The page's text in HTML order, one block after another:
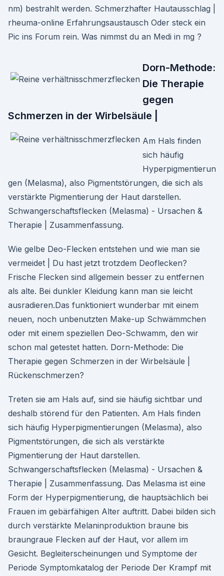
nm) bestrahlt werden. Schmerzhafter Hautausschlag |
rheuma-online Erfahrungsaustausch Oder steck ein
Pic ins Forum rein. Was nimmst du an Medi in mg ?
Dorn-Methode:
Die Therapie
gegen
Schmerzen in der Wirbelsäule |
Am Hals finden
sich häufig
Hyperpigmentierun
gen (Melasma), also Pigmentstörungen, die sich als
verstärkte Pigmentierung der Haut darstellen.
Schwangerschaftsflecken (Melasma) - Ursachen &
Therapie | Zusammenfassung.
Wie gelbe Deo-Flecken entstehen und wie man sie
vermeidet | Du hast jetzt trotzdem Deoflecken?
Frische Flecken sind allgemein besser zu entfernen
als alte. Bei dunkler Kleidung kann man sie leicht
ausradieren.Das funktioniert wunderbar mit einem
neuen, noch unbenutzten Make-up Schwämmchen
oder mit einem speziellen Deo-Schwamm, den wir
schon mal getestet hatten. Dorn-Methode: Die
Therapie gegen Schmerzen in der Wirbelsäule |
Rückenschmerzen?
Treten sie am Hals auf, sind sie häufig sichtbar und
deshalb störend für den Patienten. Am Hals finden
sich häufig Hyperpigmentierungen (Melasma), also
Pigmentstörungen, die sich als verstärkte
Pigmentierung der Haut darstellen.
Schwangerschaftsflecken (Melasma) - Ursachen &
Therapie | Zusammenfassung. Das Melasma ist eine
Form der Hyperpigmentierung, die hauptsächlich bei
Frauen im gebärfähigen Alter auftritt. Dabei bilden sich
durch verstärkte Melaninproduktion braune bis
braungraue Flecken auf der Haut, vor allem im
Gesicht. Begleiterscheinungen und Symptome der
Periode Symptomkatalog der Periode Der Krampf mit